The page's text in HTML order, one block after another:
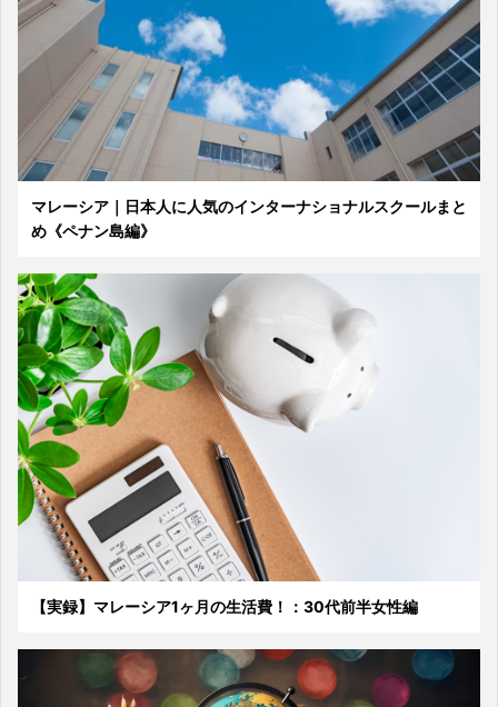
マレーシア｜日本人に人気のインターナショナルスクールまと
め《ペナン島編》
【実録】マレーシア1ヶ月の生活費！：30代前半女性編